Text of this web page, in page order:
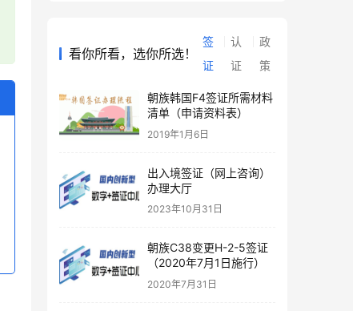
看你所看，选你所选！
签
证
认
证
政
策
朝族韩国F4签证所需材料
清单（申请资料表）
2019年1月6日
出入境签证（网上咨询）
办理大厅
2023年10月31日
朝族C38变更H-2-5签证
（2020年7月1日施行）
2020年7月31日